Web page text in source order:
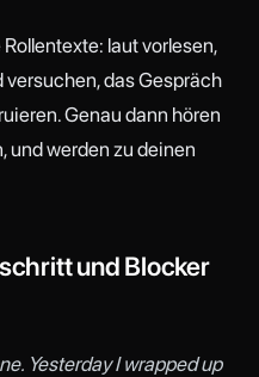
laut vorlesen,
das Gespräch
Genau dann hören
und werden zu deinen
und Blocker
Yesterday I wrapped up